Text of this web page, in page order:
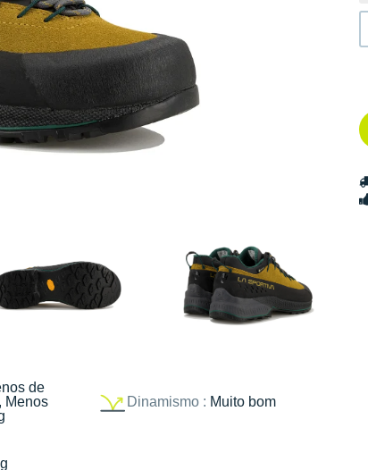
de
Menos
Dinamismo : Muito bom